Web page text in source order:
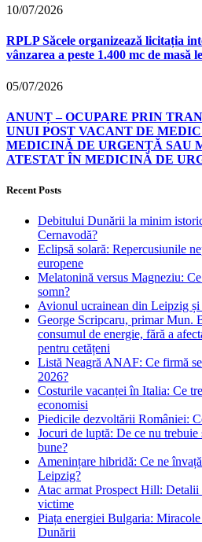
10/07/2026
RPLP Săcele organizează licitația
vânzarea a peste 1.400 mc de masă
05/07/2026
ANUNȚ – OCUPARE PRIN
UNUI POST VACANT DE
MEDICINĂ DE URGENȚĂ SAU
ATESTAT ÎN MEDICINĂ DE
Recent Posts
Debitului Dunării la minim
Cernavodă?
Eclipsă solară: Repercusiunile
europene
Melatonină versus Magneziu:
somn?
Avionul ucrainean din Leipzig
George Scripcaru, primar Mun.
consumul de energie, fără a
pentru cetățeni
Listă Neagră ANAF: Ce firmă
2026?
Costurile vacanței în Italia: Ce
economisi
Piedicile dezvoltării României:
Jocuri de luptă: De ce nu
bune?
Amenințare hibridă: Ce ne
Leipzig?
Atac armat Prospect Hill: Detalii
victime
Piața energiei Bulgaria:
Dunării